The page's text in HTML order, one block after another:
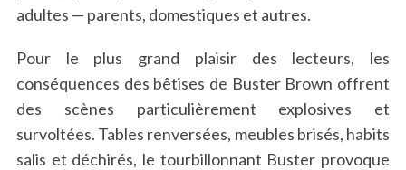
adultes — parents, domestiques et autres.
Pour le plus grand plaisir des lecteurs, les
conséquences des bêtises de Buster Brown offrent
des scènes particulièrement explosives et
survoltées. Tables renversées, meubles brisés, habits
salis et déchirés, le tourbillonnant Buster provoque